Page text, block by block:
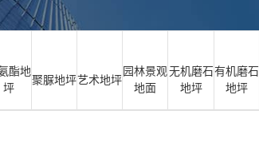
酯地
坪
聚脲地坪艺术地坪
园林景观
地面
无机磨石
地坪
有机磨石
地坪